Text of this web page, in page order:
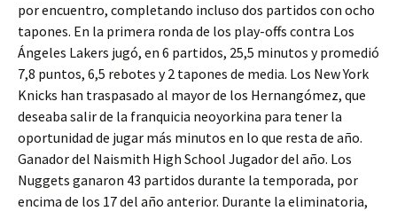
por encuentro, completando incluso dos partidos con ocho
tapones. En la primera ronda de los play-offs contra Los
Ángeles Lakers jugó, en 6 partidos, 25,5 minutos y promedió
7,8 puntos, 6,5 rebotes y 2 tapones de media. Los New York
Knicks han traspasado al mayor de los Hernangómez, que
deseaba salir de la franquicia neoyorkina para tener la
oportunidad de jugar más minutos en lo que resta de año.
Ganador del Naismith High School Jugador del año. Los
Nuggets ganaron 43 partidos durante la temporada, por
encima de los 17 del año anterior. Durante la eliminatoria,